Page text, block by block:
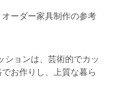
ーダー家具制作の参考
ションは、芸術的でカッ
お作りし、上質な暮ら